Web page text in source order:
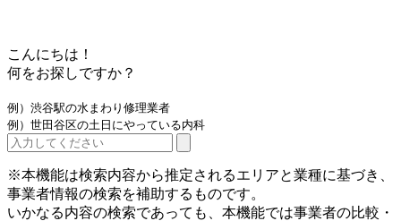
こんにちは！
何をお探しですか？
例）渋谷駅の水まわり修理業者
例）世田谷区の土日にやっている内科
※本機能は検索内容から推定されるエリアと業種に基づき、
事業者情報の検索を補助するものです。
いかなる内容の検索であっても、本機能では事業者の比較・